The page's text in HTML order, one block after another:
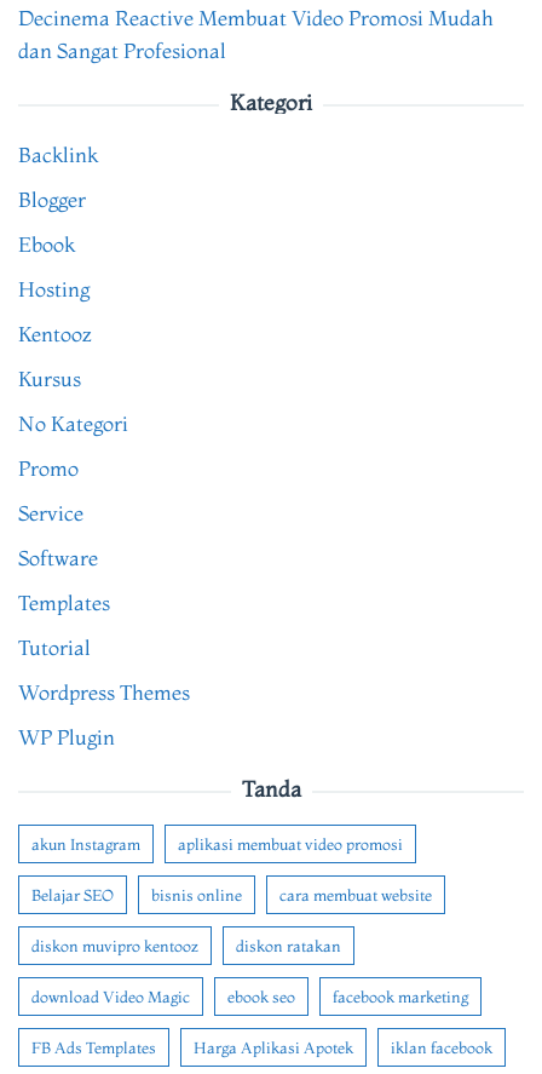
Decinema Reactive Membuat Video Promosi Mudah
dan Sangat Profesional
Kategori
Backlink
Blogger
Ebook
Hosting
Kentooz
Kursus
No Kategori
Promo
Service
Software
Templates
Tutorial
Wordpress Themes
WP Plugin
Tanda
akun Instagram aplikasi membuat video promosi
Belajar SEO bisnis online cara membuat website
diskon muvipro kentooz diskon ratakan
download Video Magic ebook seo facebook marketing
FB Ads Templates Harga Aplikasi Apotek iklan facebook